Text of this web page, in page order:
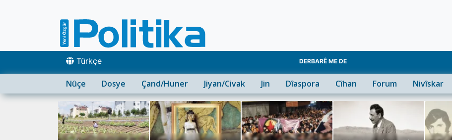
Türkçe DERBARÊ ME DE
Nûçe Dosye Çand/Huner Jiyan/Civak Jin Dîaspora Cîhan Forum Nivîskar